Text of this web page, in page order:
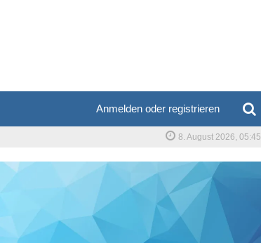
Anmelden oder registrieren
8. August 2026, 05:45